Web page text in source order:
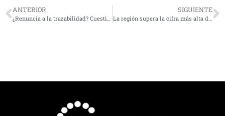
ANTERIOR
¿Renuncia a la trazabilidad? Cuestionan delegar responsabilidad a la población
SIGUIENTE
La región supera la cifra más alta de casos activos desde el inicio de la pandemia